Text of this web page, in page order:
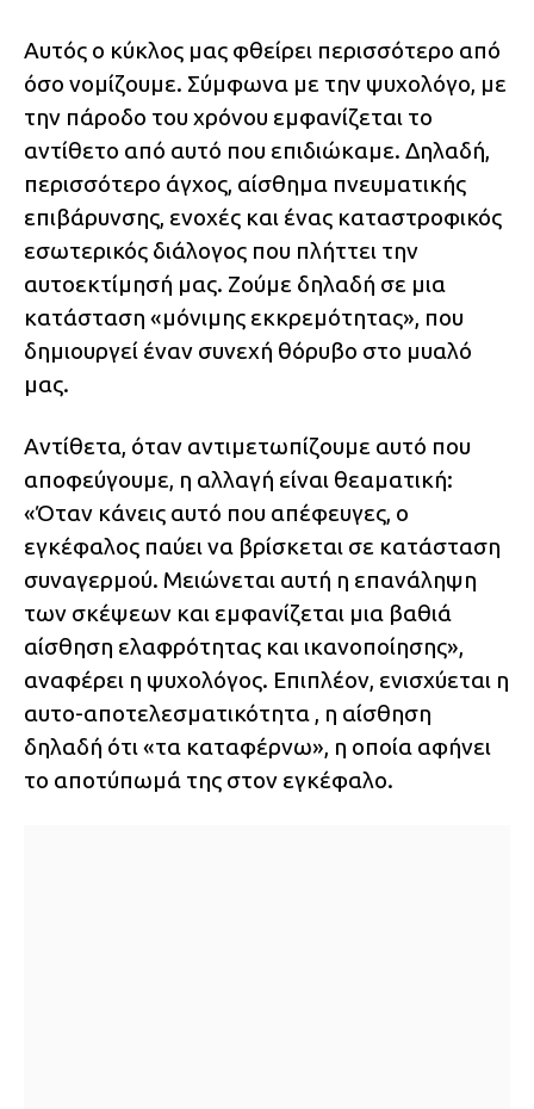
Αυτός ο κύκλος μας φθείρει περισσότερο από
όσο νομίζουμε. Σύμφωνα με την ψυχολόγο, με
την πάροδο του χρόνου εμφανίζεται το
αντίθετο από αυτό που επιδιώκαμε. Δηλαδή,
περισσότερο άγχος, αίσθημα πνευματικής
επιβάρυνσης, ενοχές και ένας καταστροφικός
εσωτερικός διάλογος που πλήττει την
αυτοεκτίμησή μας. Ζούμε δηλαδή σε μια
κατάσταση «μόνιμης εκκρεμότητας», που
δημιουργεί έναν συνεχή θόρυβο στο μυαλό
μας.
Αντίθετα, όταν αντιμετωπίζουμε αυτό που
αποφεύγουμε, η αλλαγή είναι θεαματική:
«Όταν κάνεις αυτό που απέφευγες, ο
εγκέφαλος παύει να βρίσκεται σε κατάσταση
συναγερμού. Μειώνεται αυτή η επανάληψη
των σκέψεων και εμφανίζεται μια βαθιά
αίσθηση ελαφρότητας και ικανοποίησης»,
αναφέρει η ψυχολόγος. Επιπλέον, ενισχύεται η
αυτο-αποτελεσματικότητα , η αίσθηση
δηλαδή ότι «τα καταφέρνω», η οποία αφήνει
το αποτύπωμά της στον εγκέφαλο.